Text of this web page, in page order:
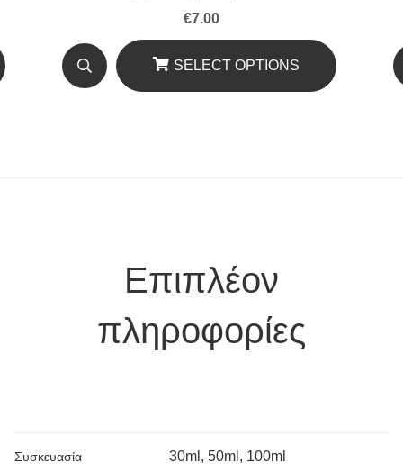
€7.00
SELECT OPTIONS
Επιπλέον
πληροφορίες
Συσκευασία 30ml, 50ml, 100ml